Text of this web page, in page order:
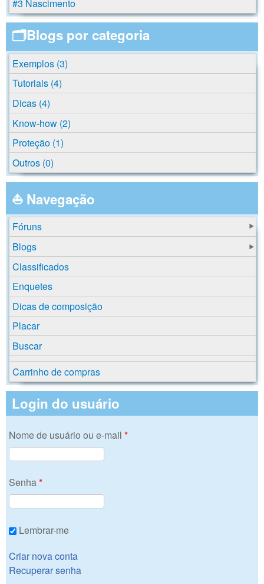
#3 Nascimento
🗂️Blogs por categoria
Exemplos (3)
Tutoriais (4)
Dicas (4)
Know-how (2)
Proteção (1)
Outros (0)
⛵ Navegação
Fóruns
Blogs
Classificados
Enquetes
Dicas de composição
Placar
Buscar
Carrinho de compras
Login do usuário
Nome de usuário ou e-mail *
Senha*
Lembrar-me
Criar nova conta
Recuperar senha